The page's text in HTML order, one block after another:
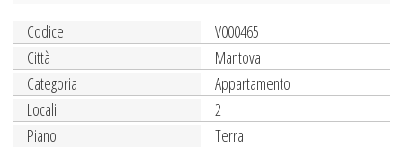
Codice
V000465
Città
Mantova
Categoria
Appartamento
Locali
2
Piano
Terra